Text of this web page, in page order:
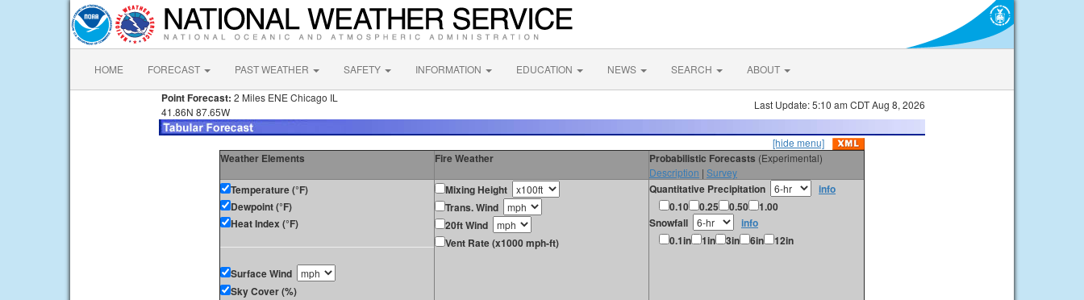
HOME FORECAST PAST WEATHER SAFETY INFORMATION EDUCATION NEWS SEARCH ABOUT
Point Forecast: 2 Miles ENE Chicago IL
41.86N 87.65W
Last Update: 5:10 am CDT Aug 8, 2026
[hide menu]
Weather Elements Fire Weather Probabilistic Forecasts (Experimental)
Description | Survey
Temperature (°F)
Dewpoint (°F)
Heat Index (°F)
Surface Wind
Sky Cover (%)
Mixing Height
Trans. Wind
20ft Wind
Vent Rate (x1000 mph-ft)
Quantitative Precipitation
info
0.10
0.25 0.50
1.00
Snowfall
info
0.1in
1in 3in 6in 12in